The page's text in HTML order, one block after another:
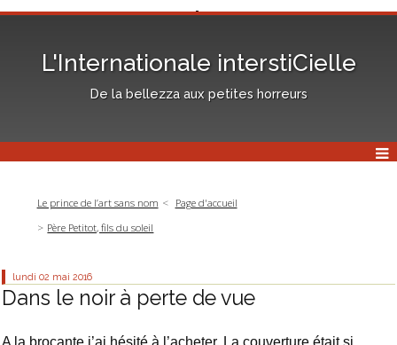
L'Internationale interstiCielle
De la bellezza aux petites horreurs
Le prince de l’art sans nom
Page d'accueil
Père Petitot, fils du soleil
lundi 02 mai 2016
Dans le noir à perte de vue
A la brocante j’ai hésité à l’acheter. La couverture était si